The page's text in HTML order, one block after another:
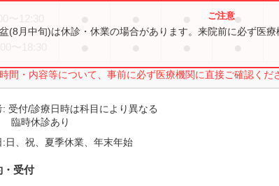
●
間・内容等について、事前に必ず医療機関に直接ご確認くだ
(8月中旬)は休診・休業の場合があります。来院前に必ず医療
:受付/診療日時は科目により異なる
臨時休診あり
:日、祝、夏季休業、年末年始
・受付